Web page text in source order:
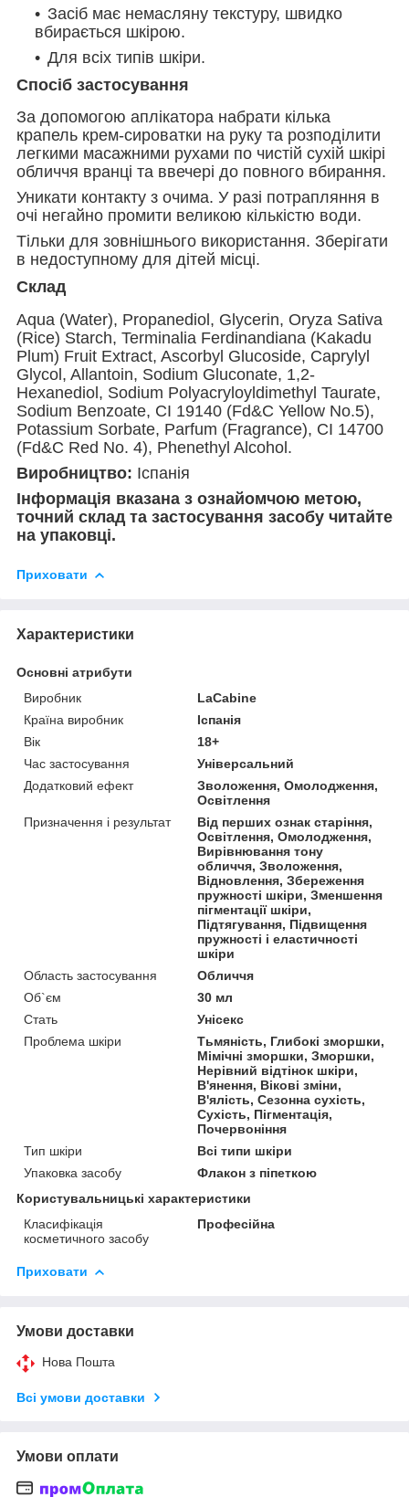
Засіб має немасляну текстуру, швидко
вбирається шкірою.
Для всіх типів шкіри.
Спосіб застосування
За допомогою аплікатора набрати кілька
крапель крем-сироватки на руку та розподілити
легкими масажними рухами по чистій сухій шкірі
обличчя вранці та ввечері до повного вбирання.
Уникати контакту з очима. У разі потрапляння в
очі негайно промити великою кількістю води.
Тільки для зовнішнього використання. Зберігати
в недоступному для дітей місці.
Склад
Aqua (Water), Propanediol, Glycerin, Oryza Sativa
(Rice) Starch, Terminalia Ferdinandiana (Kakadu
Plum) Fruit Extract, Ascorbyl Glucoside, Caprylyl
Glycol, Allantoin, Sodium Gluconate, 1,2-
Hexanediol, Sodium Polyacryloyldimethyl Taurate,
Sodium Benzoate, CI 19140 (Fd&C Yellow No.5),
Potassium Sorbate, Parfum (Fragrance), CI 14700
(Fd&C Red No. 4), Phenethyl Alcohol.
Виробництво: Іспанія
Інформація вказана з ознайомчою метою,
точний склад та застосування засобу читайте
на упаковці.
Приховати
Характеристики
Основні атрибути
Виробник
LaCabine
Країна виробник
Іспанія
Вік
18+
Час застосування
Універсальний
Додатковий ефект
Зволоження, Омолодження,
Освітлення
Призначення і результат
Від перших ознак старіння,
Освітлення, Омолодження,
Вирівнювання тону
обличчя, Зволоження,
Відновлення, Збереження
пружності шкіри, Зменшення
пігментації шкіри,
Підтягування, Підвищення
пружності і еластичності
шкіри
Область застосування
Обличчя
Об`єм
30 мл
Стать
Унісекс
Проблема шкіри
Тьмяність, Глибокі зморшки,
Мімічні зморшки, Зморшки,
Нерівний відтінок шкіри,
В'янення, Вікові зміни,
В'ялість, Сезонна сухість,
Сухість, Пігментація,
Почервоніння
Тип шкіри
Всі типи шкіри
Упаковка засобу
Флакон з піпеткою
Користувальницькі характеристики
Класифікація
косметичного засобу
Професійна
Приховати
Умови доставки
Нова Пошта
Всі умови доставки
Умови оплати